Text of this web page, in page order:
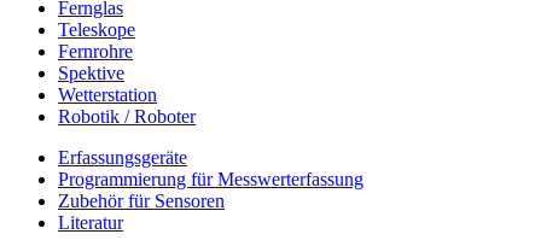
Fernglas
Teleskope
Fernrohre
Spektive
Wetterstation
Robotik / Roboter
Erfassungsgeräte
Programmierung für Messwerterfassung
Zubehör für Sensoren
Literatur